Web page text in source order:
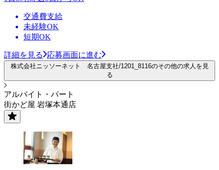
交通費支給
未経験OK
短期OK
詳細を見る 応募画面に進む
株式会社ニッソーネット 名古屋支社/1201_8116のその他の求人を見
る
アルバイト・パート
街かど屋 岩塚本通店